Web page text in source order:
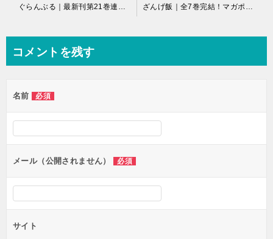
ビ
ー
シ
ン
ぐらんぶる｜最新刊第21巻連載中！マガポケで第5巻まで無料チケットで配信中！ ざんげ飯｜全7巻完結！マガポケで最終話まで全話無料配信中！
コメントを残す
名前 必須
メール（公開されません） 必須
サイト